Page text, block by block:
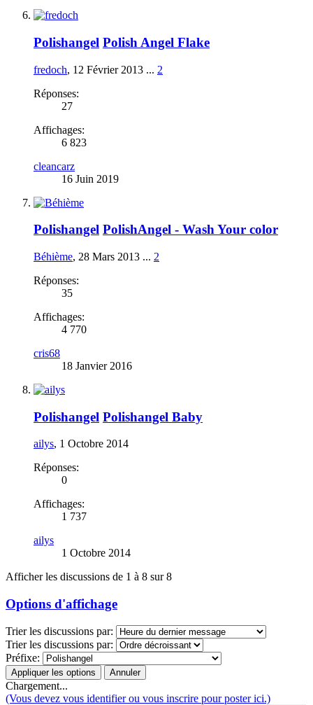
Polishangel Polish Angel Flake
fredoch, 12 Février 2013 ... 2
Réponses:
27
Affichages:
6 823
cleancarz
16 Juin 2019
Polishangel PolishAngel - Wash Your color
Béhième, 28 Mars 2013 ... 2
Réponses:
35
Affichages:
4 770
cris68
18 Janvier 2016
Polishangel Polishangel Baby
ailys, 1 Octobre 2014
Réponses:
0
Affichages:
1 737
ailys
1 Octobre 2014
Afficher les discussions de 1 à 8 sur 8
Options d'affichage
Trier les discussions par:
Trier les discussions par:
Préfixe:
Chargement...
(Vous devez vous identifier ou vous inscrire pour poster ici.)